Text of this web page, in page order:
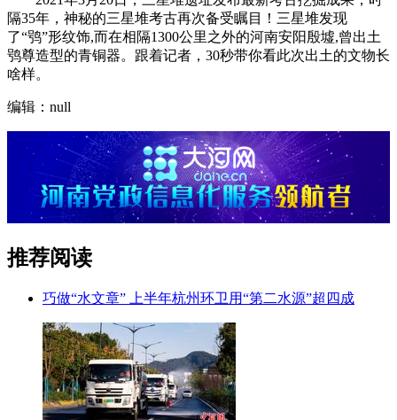
隔35年，神秘的三星堆考古再次备受瞩目！三星堆发现
了“鸮”形纹饰,而在相隔1300公里之外的河南安阳殷墟,曾出土
鸮尊造型的青铜器。跟着记者，30秒带你看此次出土的文物长
啥样。
编辑：null
推荐阅读
巧做“水文章” 上半年杭州环卫用“第二水源”超四成